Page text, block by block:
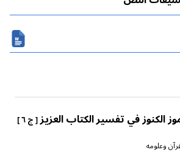
الكنوز في تفسير الكتاب العزيز[ ج ٦ ]
وعلومه